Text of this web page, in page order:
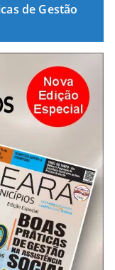
de Gestão